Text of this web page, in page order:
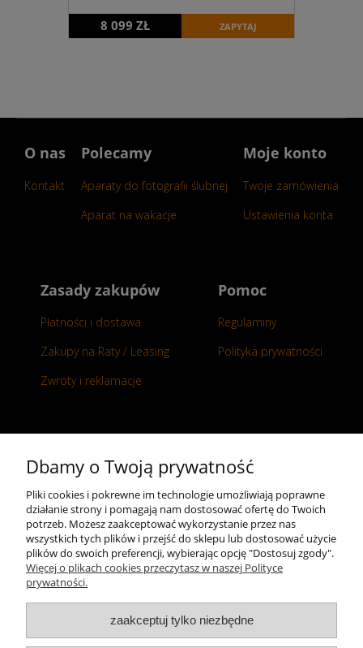
8 099 ZŁ ZAPYTAJ
O nas
Kontakt
Polecamy
Aparaty do fotografii ślubnej
Aparat na wakacje
Moje konto
Twoje zamówienia
Ustawienia konta
Zasady zakupów
Płatności i dostawa
Zakupy na Raty / Leasing
Zwroty i reklamacje
Pomoc
Regulaminy
Polityka prywatności
Kontakt
+48 696 50 70 20
sklep@notopstryk.pl
Dbamy o Twoją prywatność
Pliki cookies i pokrewne im technologie umożliwiają poprawne
działanie strony i pomagają nam dostosować ofertę do Twoich
potrzeb. Możesz zaakceptować wykorzystanie przez nas
wszystkich tych plików i przejść do sklepu lub dostosować użycie
plików do swoich preferencji, wybierając opcję "Dostosuj zgody".
Więcej o plikach cookies przeczytasz w naszej Polityce
prywatności.
zaakceptuj tylko niezbędne